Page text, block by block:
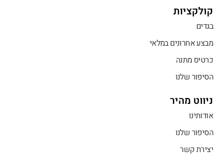
קולקציות
בגדים
מבצע אחרונים במלאי
כרטיס מתנה
הסיפור שלנו
ניווט מהיר
אודותינו
הסיפור שלנו
יצירת קשר